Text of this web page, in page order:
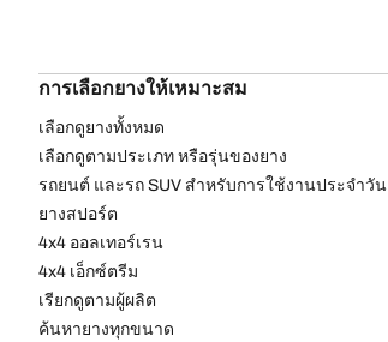
การเลือกยางให้เหมาะสม
เลือกดูยางทั้งหมด
เลือกดูตามประเภท หรือรุ่นของยาง
รถยนต์ และรถ SUV สำหรับการใช้งานประจำวัน
ยางสปอร์ต
4x4 ออลเทอร์เรน​
4x4 เอ็กซ์ตรีม​
เรียกดูตามผู้ผลิต
ค้นหายางทุกขนาด